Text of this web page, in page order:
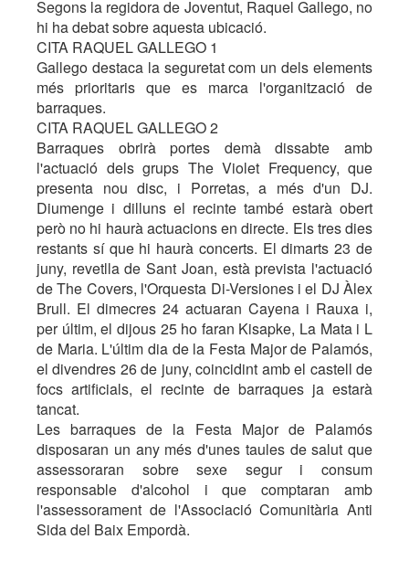
Segons la regidora de Joventut, Raquel Gallego, no
hi ha debat sobre aquesta ubicació.
CITA RAQUEL GALLEGO 1
Gallego destaca la seguretat com un dels elements
més prioritaris que es marca l'organització de
barraques.
CITA RAQUEL GALLEGO 2
Barraques obrirà portes demà dissabte amb
l'actuació dels grups The Violet Frequency, que
presenta nou disc, i Porretas, a més d'un DJ.
Diumenge i dilluns el recinte també estarà obert
però no hi haurà actuacions en directe. Els tres dies
restants sí que hi haurà concerts. El dimarts 23 de
juny, revetlla de Sant Joan, està prevista l'actuació
de The Covers, l'Orquesta Di-Versiones i el DJ Àlex
Brull. El dimecres 24 actuaran Cayena i Rauxa i,
per últim, el dijous 25 ho faran Kisapke, La Mata i L
de Maria. L'últim dia de la Festa Major de Palamós,
el divendres 26 de juny, coincidint amb el castell de
focs artificials, el recinte de barraques ja estarà
tancat.
Les barraques de la Festa Major de Palamós
disposaran un any més d'unes taules de salut que
assessoraran sobre sexe segur i consum
responsable d'alcohol i que comptaran amb
l'assessorament de l'Associació Comunitària Anti
Sida del Baix Empordà.